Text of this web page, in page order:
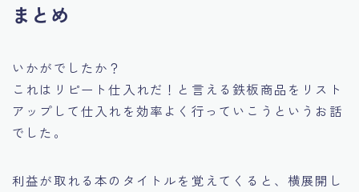
まとめ
いかがでしたか？
これはリピート仕入れだ！と言える鉄板商品をリスト
アップして仕入れを効率よく行っていこうというお話
でした。
利益が取れる本のタイトルを覚えてくると、横展開し